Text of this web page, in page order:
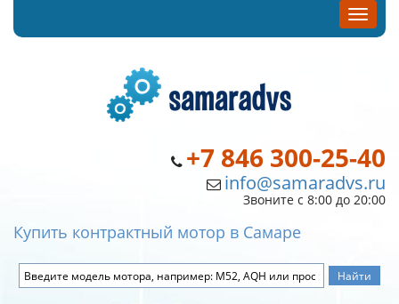
+7 846 300-25-40
info@samaradvs.ru
Звоните с 8:00 до 20:00
Купить контрактный мотор в Самаре